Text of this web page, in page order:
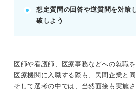
逆質問がカギ！ 病院選考なら
握して面接を対策しよう
面接対策前に確認！ 病院への
病院の面接でよく出題される
※AIの特性上、間違いが含まれている場合
想定質問の回答や逆質問を対策
破しよう
医師や看護師、医療事務などへの就職
医療機関に入職する際も、民間企業と
そして選考の中では、当然面接も実施さ